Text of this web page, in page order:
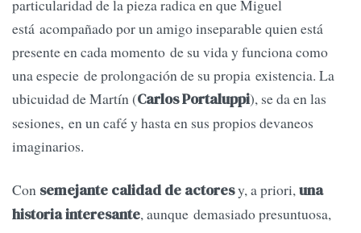
particularidad de la pieza radica en que Miguel
está acompañado por un amigo inseparable quien está
presente en cada momento de su vida y funciona como
una especie de prolongación de su propia existencia. La
ubicuidad de Martín (Carlos Portaluppi), se da en las
sesiones, en un café y hasta en sus propios devaneos
imaginarios.
Con semejante calidad de actoresy, a priori,una
historia interesante, aunque demasiado presuntuosa,